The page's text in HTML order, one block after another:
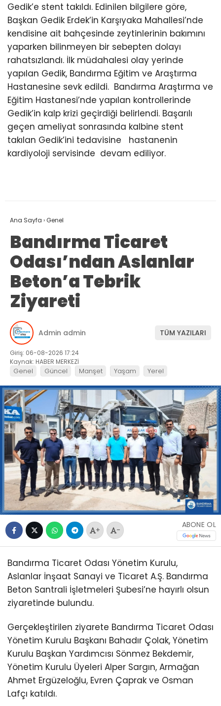
Gedik’e stent takıldı. Edinilen bilgilere göre,
Başkan Gedik Erdek’in Karşıyaka Mahallesi’nde
kendisine ait bahçesinde zeytinlerinin bakımını
yaparken bilinmeyen bir sebepten dolayı
rahatsızlandı. İlk müdahalesi olay yerinde
yapılan Gedik, Bandırma Eğitim ve Araştırma
Hastanesine sevk edildi. Bandırma Araştırma ve
Eğitim Hastanesi’nde yapılan kontrollerinde
Gedik’in kalp krizi geçirdiği belirlendi. Başarılı
geçen ameliyat sonrasında kalbine stent
takılan Gedik’ini tedavisine hastanenin
kardiyoloji servisinde devam ediliyor.
Ana Sayfa ›Genel
Bandırma Ticaret
Odası’ndan Aslanlar
Beton’a Tebrik
Ziyareti
Admin admin TÜM YAZILARI
Giriş: 06-08-2026 17:24
Kaynak: HABER MERKEZİ
Genel Güncel Manşet Yaşam Yerel
+ -
ABONE OL
Bandırma Ticaret Odası Yönetim Kurulu,
Aslanlar İnşaat Sanayi ve Ticaret A.Ş. Bandırma
Beton Santrali İşletmeleri Şubesi’ne hayırlı olsun
ziyaretinde bulundu.
Gerçekleştirilen ziyarete Bandırma Ticaret Odası
Yönetim Kurulu Başkanı Bahadır Çolak, Yönetim
Kurulu Başkan Yardımcısı Sönmez Bekdemir,
Yönetim Kurulu Üyeleri Alper Sargın, Armağan
Ahmet Ergüzeloğlu, Evren Çaprak ve Osman
Lafçı katıldı.